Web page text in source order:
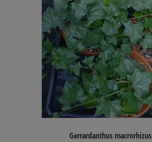
Gerrardanthus macrorhizus